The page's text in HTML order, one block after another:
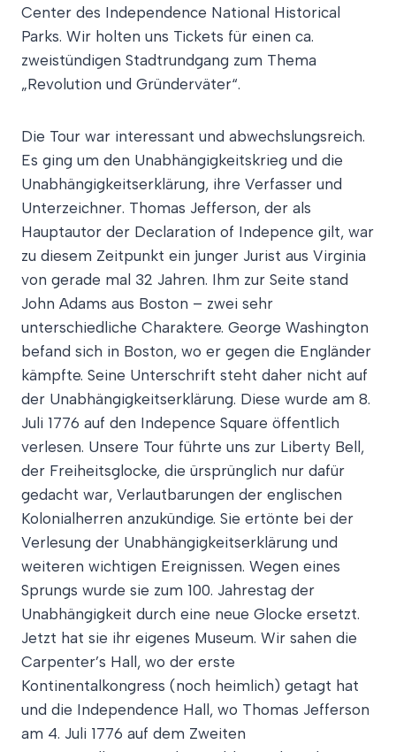
Center des Independence National Historical
Parks. Wir holten uns Tickets für einen ca.
zweistündigen Stadtrundgang zum Thema
„Revolution und Gründerväter“.
Die Tour war interessant und abwechslungsreich.
Es ging um den Unabhängigkeitskrieg und die
Unabhängigkeitserklärung, ihre Verfasser und
Unterzeichner. Thomas Jefferson, der als
Hauptautor der Declaration of Indepence gilt, war
zu diesem Zeitpunkt ein junger Jurist aus Virginia
von gerade mal 32 Jahren. Ihm zur Seite stand
John Adams aus Boston – zwei sehr
unterschiedliche Charaktere. George Washington
befand sich in Boston, wo er gegen die Engländer
kämpfte. Seine Unterschrift steht daher nicht auf
der Unabhängigkeitserklärung. Diese wurde am 8.
Juli 1776 auf den Indepence Square öffentlich
verlesen. Unsere Tour führte uns zur Liberty Bell,
der Freiheitsglocke, die ürsprünglich nur dafür
gedacht war, Verlautbarungen der englischen
Kolonialherren anzukündige. Sie ertönte bei der
Verlesung der Unabhängigkeitserklärung und
weiteren wichtigen Ereignissen. Wegen eines
Sprungs wurde sie zum 100. Jahrestag der
Unabhängigkeit durch eine neue Glocke ersetzt.
Jetzt hat sie ihr eigenes Museum. Wir sahen die
Carpenter’s Hall, wo der erste
Kontinentalkongress (noch heimlich) getagt hat
und die Independence Hall, wo Thomas Jefferson
am 4. Juli 1776 auf dem Zweiten